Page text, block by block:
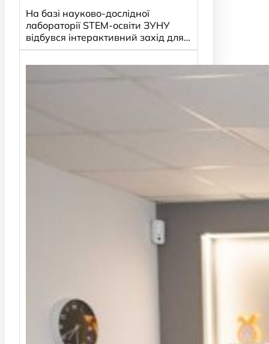
На базі науково-дослідної
лабораторії STEM-освіти ЗУНУ
відбувся інтерактивний захід для…